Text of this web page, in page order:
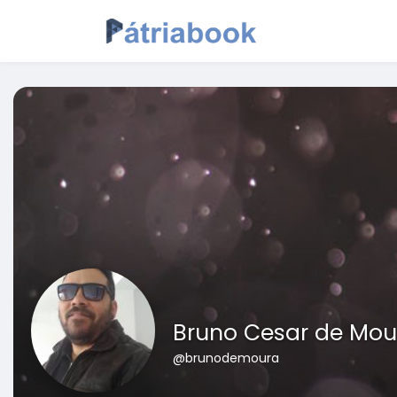
Bruno Cesar de
@brunodemoura